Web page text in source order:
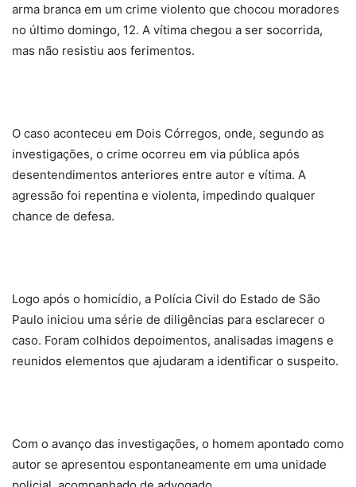
arma branca em um crime violento que chocou moradores
no último domingo, 12. A vítima chegou a ser socorrida,
mas não resistiu aos ferimentos.
O caso aconteceu em Dois Córregos, onde, segundo as
investigações, o crime ocorreu em via pública após
desentendimentos anteriores entre autor e vítima. A
agressão foi repentina e violenta, impedindo qualquer
chance de defesa.
Logo após o homicídio, a Polícia Civil do Estado de São
Paulo iniciou uma série de diligências para esclarecer o
caso. Foram colhidos depoimentos, analisadas imagens e
reunidos elementos que ajudaram a identificar o suspeito.
Com o avanço das investigações, o homem apontado como
autor se apresentou espontaneamente em uma unidade